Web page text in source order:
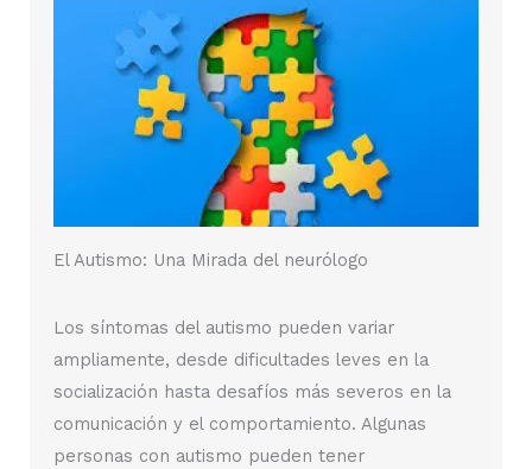
El Autismo: Una Mirada del neurólogo
Los síntomas del autismo pueden variar
ampliamente, desde dificultades leves en la
socialización hasta desafíos más severos en la
comunicación y el comportamiento. Algunas
personas con autismo pueden tener